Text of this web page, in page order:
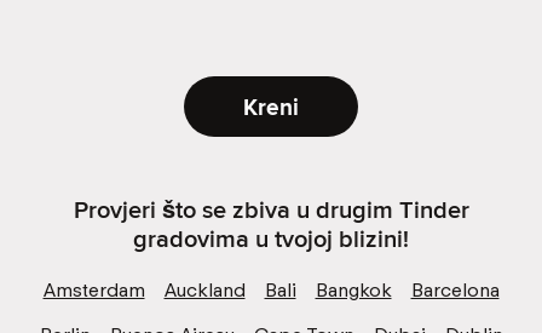
Kreni
Provjeri što se zbiva u drugim Tinder
gradovima u tvojoj blizini!
Amsterdam Auckland Bali Bangkok
Barcelona